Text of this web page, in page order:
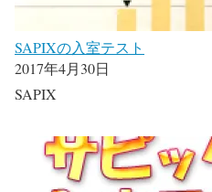
SAPIXの入室テスト
2017年4月30日
SAPIX